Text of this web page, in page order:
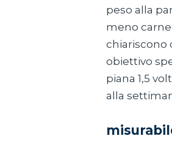
peso alla
meno
chiariscono
obiettivo
piana 1,5
alla